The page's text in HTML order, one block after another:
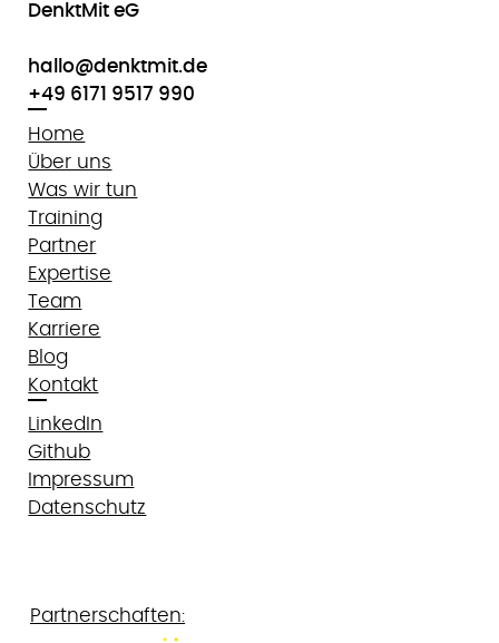
DenktMit eG
hallo@denktmit.de
+49 6171 9517 990
Home
Über uns
Was wir tun
Training
Partner
Expertise
Team
Karriere
Blog
Kontakt
LinkedIn
Github
Impressum
Datenschutz
Partnerschaften: